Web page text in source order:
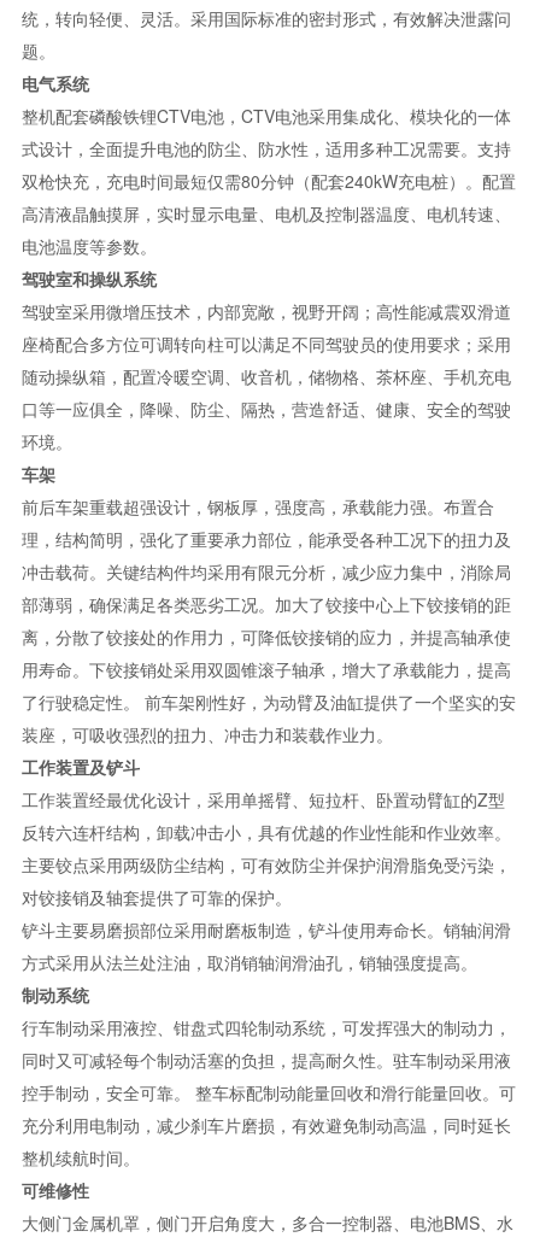
统，转向轻便、灵活。采用国际标准的密封形式，有效解决泄露问
题。
电气系统
整机配套磷酸铁锂CTV电池，CTV电池采用集成化、模块化的一体
式设计，全面提升电池的防尘、防水性，适用多种工况需要。支持
双枪快充，充电时间最短仅需80分钟（配套240kW充电桩）。配置
高清液晶触摸屏，实时显示电量、电机及控制器温度、电机转速、
电池温度等参数。
驾驶室和操纵系统
驾驶室采用微增压技术，内部宽敞，视野开阔；高性能减震双滑道
座椅配合多方位可调转向柱可以满足不同驾驶员的使用要求；采用
随动操纵箱，配置冷暖空调、收音机，储物格、茶杯座、手机充电
口等一应俱全，降噪、防尘、隔热，营造舒适、健康、安全的驾驶
环境。
车架
前后车架重载超强设计，钢板厚，强度高，承载能力强。布置合
理，结构简明，强化了重要承力部位，能承受各种工况下的扭力及
冲击载荷。关键结构件均采用有限元分析，减少应力集中，消除局
部薄弱，确保满足各类恶劣工况。加大了铰接中心上下铰接销的距
离，分散了铰接处的作用力，可降低铰接销的应力，并提高轴承使
用寿命。下铰接销处采用双圆锥滚子轴承，增大了承载能力，提高
了行驶稳定性。 前车架刚性好，为动臂及油缸提供了一个坚实的安
装座，可吸收强烈的扭力、冲击力和装载作业力。
工作装置及铲斗
工作装置经最优化设计，采用单摇臂、短拉杆、卧置动臂缸的Z型
反转六连杆结构，卸载冲击小，具有优越的作业性能和作业效率。
主要铰点采用两级防尘结构，可有效防尘并保护润滑脂免受污染，
对铰接销及轴套提供了可靠的保护。
铲斗主要易磨损部位采用耐磨板制造，铲斗使用寿命长。销轴润滑
方式采用从法兰处注油，取消销轴润滑油孔，销轴强度提高。
制动系统
行车制动采用液控、钳盘式四轮制动系统，可发挥强大的制动力，
同时又可减轻每个制动活塞的负担，提高耐久性。驻车制动采用液
控手制动，安全可靠。 整车标配制动能量回收和滑行能量回收。可
充分利用电制动，减少刹车片磨损，有效避免制动高温，同时延长
整机续航时间。
可维修性
大侧门金属机罩，侧门开启角度大，多合一控制器、电池BMS、水